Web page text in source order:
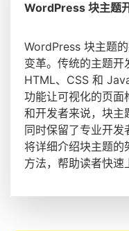
WordPress 块主题
WordPress 块主题
变革。传统的主题开
HTML、CSS 和
功能让可视化的页面
和开发者来说，块主
同时保留了专业开
将详细介绍块主题的
方法，帮助读者快速